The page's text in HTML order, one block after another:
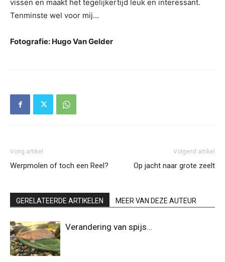
vissen en maakt het tegelijkertijd leuk en interessant.
Tenminste wel voor mij…
Fotografie: Hugo Van Gelder
Vorig artikel
Werpmolen of toch een Reel?
Volgend artikel
Op jacht naar grote zeelt
GERELATEERDE ARTIKELEN MEER VAN DEZE AUTEUR
Verandering van spijs…